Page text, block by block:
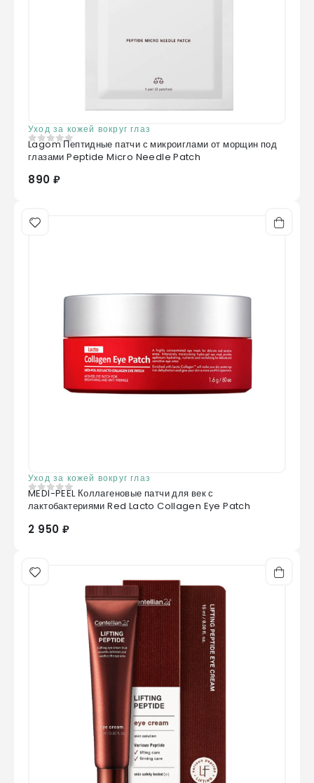
Уход за кожей вокруг глаз
0из 5
Lagom Пептидные патчи с микроиглами от морщин под
глазами Peptide Micro Needle Patch
890 ₽
Уход за кожей вокруг глаз
0из 5
MEDI-PEEL Коллагеновые патчи для век с
лактобактериями Red Lacto Collagen Eye Patch
2 950 ₽